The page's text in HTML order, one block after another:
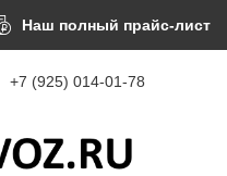
Наш полный прайс-лист
+7 (925) 014-01-78